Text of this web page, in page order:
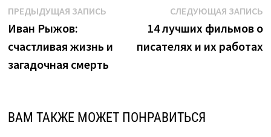
Навигация
по
записям
ПРЕДЫДУЩАЯ ЗАПИСЬПредыдущая
Иван Рыжов:
счастливая жизнь и
загадочная смерть
СЛЕДУЮЩАЯ ЗАПИСЬ
14 лучших фильмов о
писателях и их работах
ВАМ ТАКЖЕ МОЖЕТ ПОНРАВИТЬСЯ